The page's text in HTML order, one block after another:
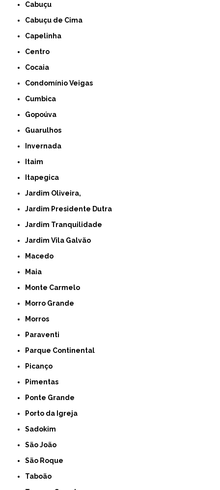
Cabuçu
Cabuçu de Cima
Capelinha
Centro
Cocaia
Condomínio Veigas
Cumbica
Gopoúva
Guarulhos
Invernada
Itaim
Itapegica
Jardim Oliveira,
Jardim Presidente Dutra
Jardim Tranquilidade
Jardim Vila Galvão
Macedo
Maia
Monte Carmelo
Morro Grande
Morros
Paraventi
Parque Continental
Picanço
Pimentas
Ponte Grande
Porto da Igreja
Sadokim
São João
São Roque
Taboão